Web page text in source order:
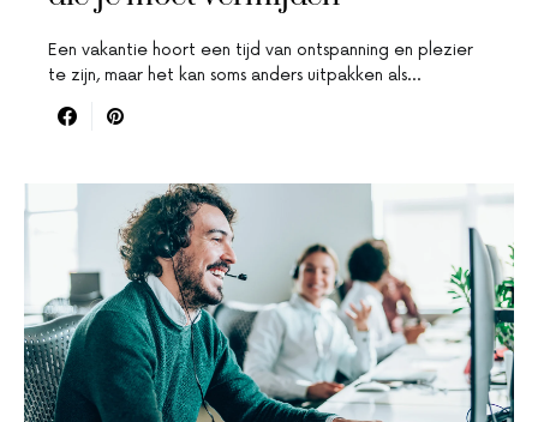
Een vakantie hoort een tijd van ontspanning en plezier
te zijn, maar het kan soms anders uitpakken als…